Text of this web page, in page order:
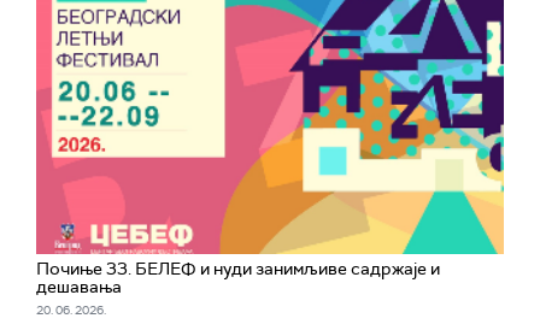
Почиње 33. БЕЛЕФ и нуди занимљиве садржаје и
дешавања
20. 06. 2026.